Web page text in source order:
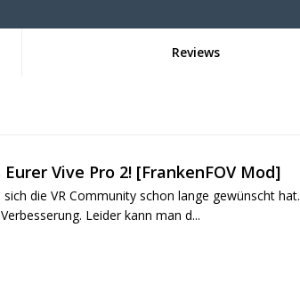
Reviews
Vive Pro 2! [FrankenFOV Mod]
die VR Community schon lange gewünscht hat.
Leider kann man d...